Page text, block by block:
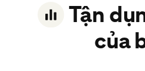
Tận
của